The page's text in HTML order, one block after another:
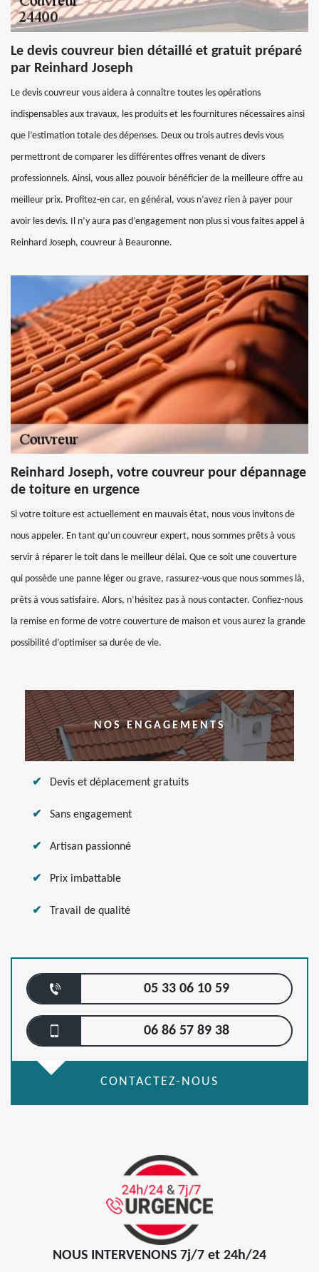
Le devis couvreur bien détaillé et gratuit préparé
par Reinhard Joseph
Le devis couvreur vous aidera à connaître toutes les opérations
indispensables aux travaux, les produits et les fournitures nécessaires ainsi
que l’estimation totale des dépenses. Deux ou trois autres devis vous
permettront de comparer les différentes offres venant de divers
professionnels. Ainsi, vous allez pouvoir bénéficier de la meilleure offre au
meilleur prix. Profitez-en car, en général, vous n’avez rien à payer pour
avoir les devis. Il n’y aura pas d’engagement non plus si vous faites appel à
Reinhard Joseph, couvreur à Beauronne.
Reinhard Joseph, votre couvreur pour dépannage
de toiture en urgence
Si votre toiture est actuellement en mauvais état, nous vous invitons de
nous appeler. En tant qu’un couvreur expert, nous sommes prêts à vous
servir à réparer le toit dans le meilleur délai. Que ce soit une couverture
qui possède une panne léger ou grave, rassurez-vous que nous sommes là,
prêts à vous satisfaire. Alors, n’hésitez pas à nous contacter. Confiez-nous
la remise en forme de votre couverture de maison et vous aurez la grande
possibilité d’optimiser sa durée de vie.
NOS ENGAGEMENTS
Devis et déplacement gratuits
Sans engagement
Artisan passionné
Prix imbattable
Travail de qualité
05 33 06 10 59
06 86 57 89 38
CONTACTEZ-NOUS
NOUS INTERVENONS 7j/7 et 24h/24